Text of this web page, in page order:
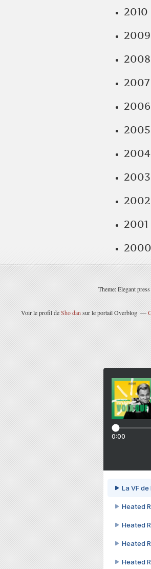
2010
2009
2008
2007
2006
2005
2004
2003
2002
2001
2000
Theme: Elegant
Voir le profil deSho dansur le portail Overblog
0:00
La VF
Heated
Heated
Heated
Heated